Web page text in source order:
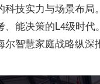
科技实力与场景布
能决策的L4级时
尔智慧家庭战略纵深